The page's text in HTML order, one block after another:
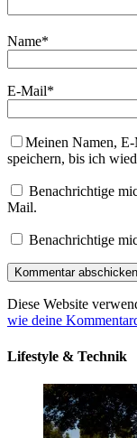
Name*
E-Mail*
Meinen Namen,
speichern, bis ich
Benachrichtige
Mail.
Benachrichtige
Diese Website
wie deine
Lifestyle & Technik